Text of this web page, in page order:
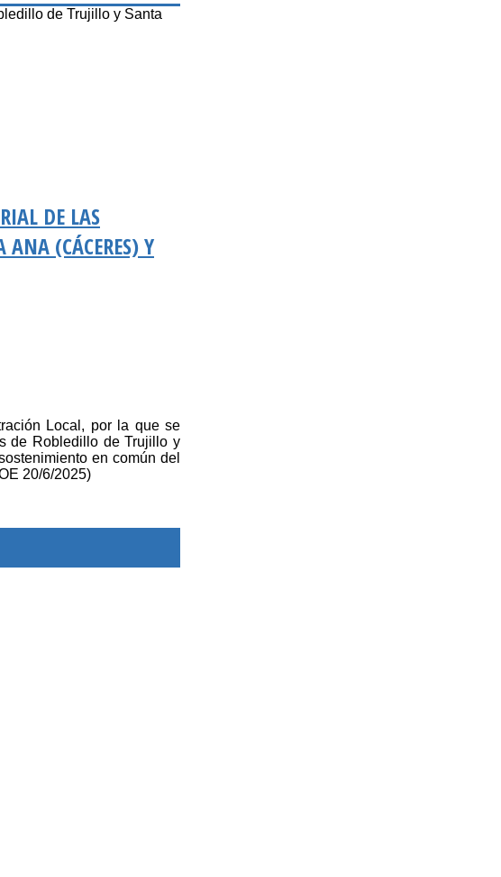
de Trujillo y Santa
DE LAS
ANA (CÁCERES) Y
Local, por la que se
de Robledillo de Trujillo y
en común del
20/6/2025)